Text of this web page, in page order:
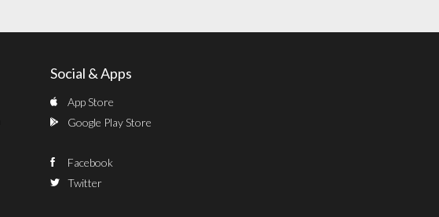
Social & Apps
App Store
Google Play Store
Facebook
Twitter